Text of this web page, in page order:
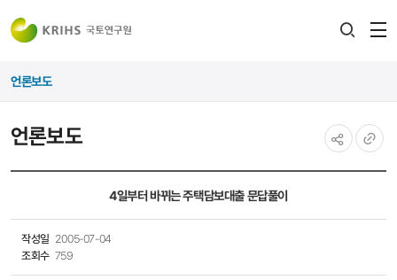
언론보도
언론보도
4일부터 바뀌는 주택담보대출 문답풀이
작성일 2005-07-04
조회수 759